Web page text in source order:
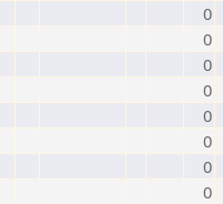
0
0
0
0
0
0
0
0